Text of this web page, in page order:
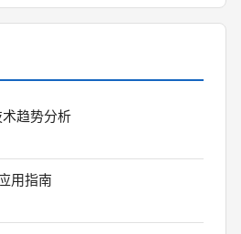
趋势分析
用指南